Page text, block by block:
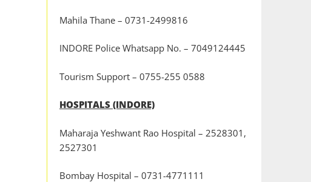
Mahila Thane – 0731-2499816
INDORE Police Whatsapp No. – 7049124445
Tourism Support – 0755-255 0588
HOSPITALS (INDORE)
Maharaja Yeshwant Rao Hospital – 2528301,
2527301
Bombay Hospital – 0731-4771111